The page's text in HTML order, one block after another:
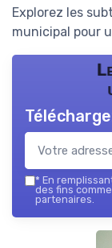
Explorez les
municipal pour
* En
des fins
partenaires.